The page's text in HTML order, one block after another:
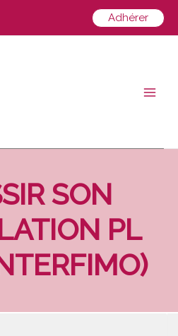
Adhérer
SON
PL